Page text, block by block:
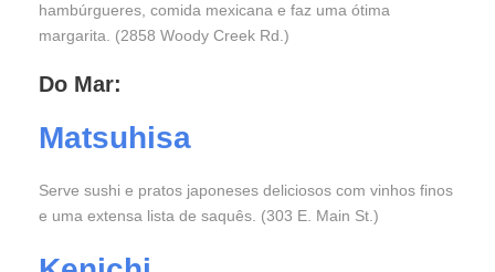
hambúrgueres, comida mexicana e faz uma ótima
margarita. (2858 Woody Creek Rd.)
Do Mar:
Matsuhisa
Serve sushi e pratos japoneses deliciosos com vinhos finos
e uma extensa lista de saquês. (303 E. Main St.)